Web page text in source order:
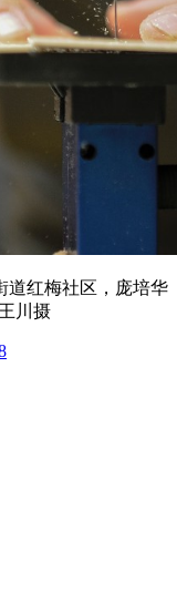
道红梅社区，庞培华
川摄